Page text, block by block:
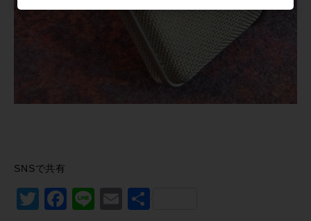
SNSで共有
Twitter
Facebook
LineEmail